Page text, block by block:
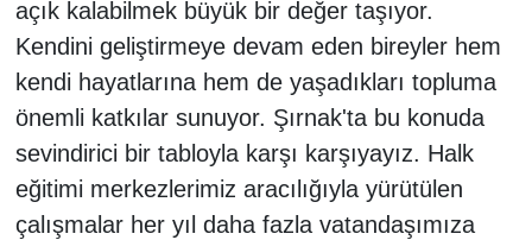
açık kalabilmek büyük bir değer taşıyor.
Kendini geliştirmeye devam eden bireyler hem
kendi hayatlarına hem de yaşadıkları topluma
önemli katkılar sunuyor. Şırnak'ta bu konuda
sevindirici bir tabloyla karşı karşıyayız. Halk
eğitimi merkezlerimiz aracılığıyla yürütülen
çalışmalar her yıl daha fazla vatandaşımıza